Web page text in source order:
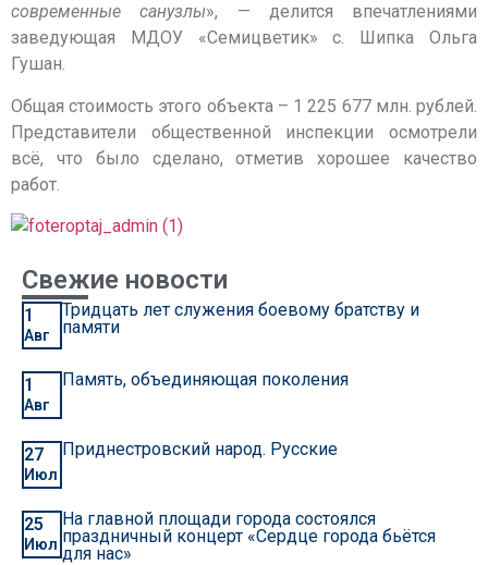
современные санузлы», — делится впечатлениями
заведующая МДОУ «Семицветик» с. Шипка Ольга
Гушан.
Общая стоимость этого объекта – 1 225 677 млн. рублей.
Представители общественной инспекции осмотрели
всё, что было сделано, отметив хорошее качество
работ.
Свежие новости
1
Авг
Тридцать лет служения боевому братству и
памяти
1
Авг
Память, объединяющая поколения
27
Июл
Приднестровский народ. Русские
25
Июл
На главной площади города состоялся
праздничный концерт «Сердце города бьётся
для нас»